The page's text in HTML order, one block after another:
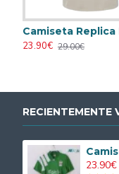
23.90€ 29.00€
RECIENTEMENTE
23.90€